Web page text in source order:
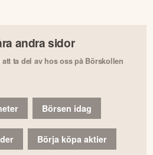
andra sidor
ta del av hos oss på Börskollen
Börsen idag
Börja köpa aktier